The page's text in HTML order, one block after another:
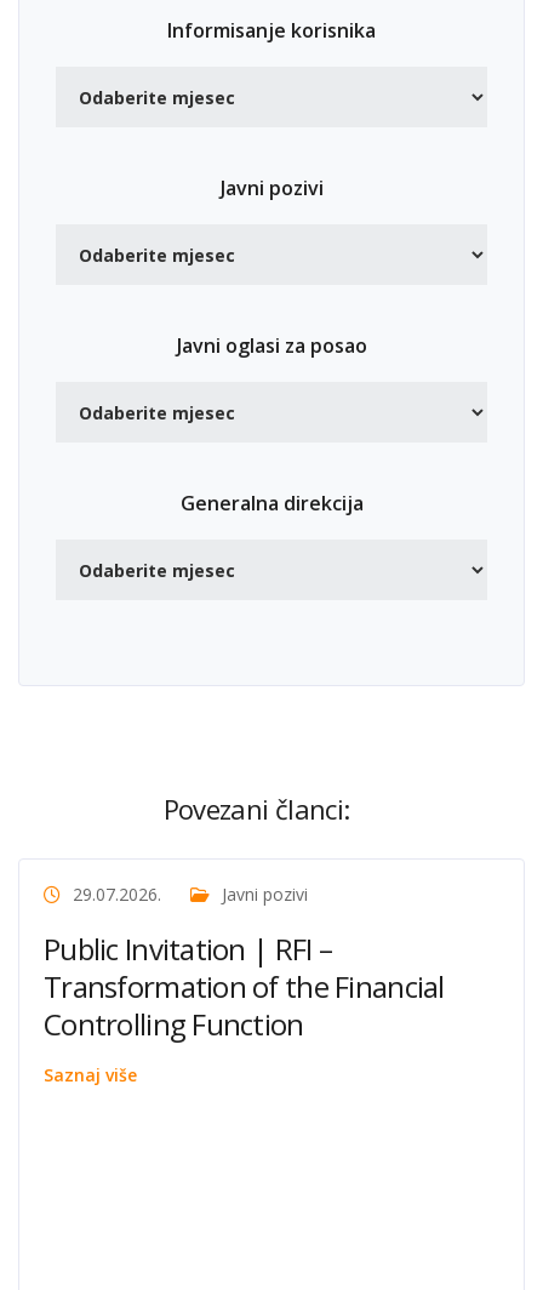
Informisanje korisnika
Javni pozivi
Javni oglasi za posao
Generalna direkcija
Povezani članci:
29.07.2026. Javni pozivi
Public Invitation | RFI –
Transformation of the Financial
Controlling Function
Saznaj više